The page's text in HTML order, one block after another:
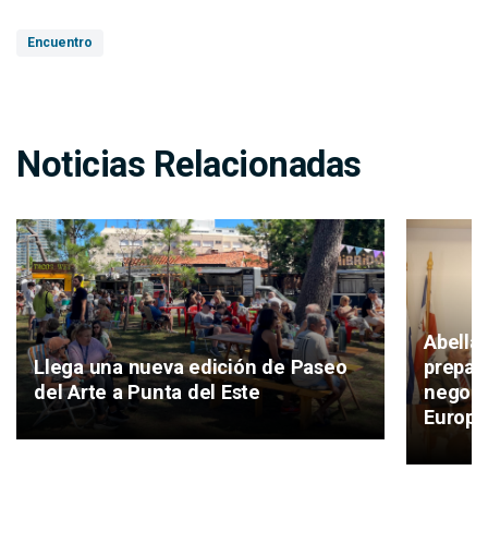
Encuentro
Noticias Relacionadas
Llega una nueva edición de Paseo
del Arte a Punta del Este
Abella